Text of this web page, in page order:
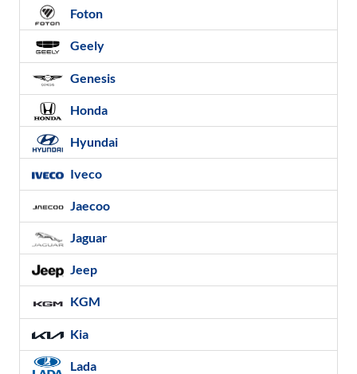
Foton
Geely
Genesis
Honda
Hyundai
Iveco
Jaecoo
Jaguar
Jeep
KGM
Kia
Lada